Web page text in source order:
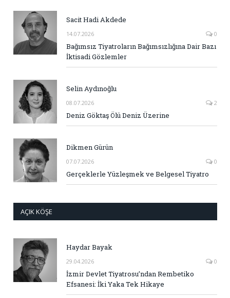
Sacit Hadi Akdede
14.07.2026 0
Bağımsız Tiyatroların Bağımsızlığına Dair Bazı
İktisadi Gözlemler
Selin Aydınoğlu
08.07.2026 2
Deniz Göktaş Ölü Deniz Üzerine
Dikmen Gürün
07.07.2026 0
Gerçeklerle Yüzleşmek ve Belgesel Tiyatro
AÇIK KÖŞE
Haydar Bayak
29.04.2026 0
İzmir Devlet Tiyatrosu’ndan Rembetiko
Efsanesi: İki Yaka Tek Hikaye